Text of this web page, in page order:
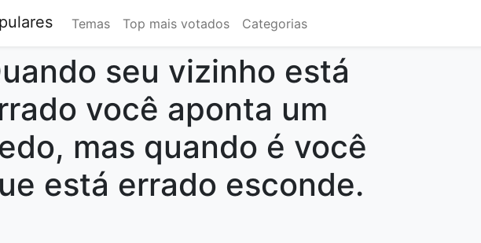
Temas Top mais votados Categorias
seu vizinho está
você aponta um
mas quando é você
está errado esconde.